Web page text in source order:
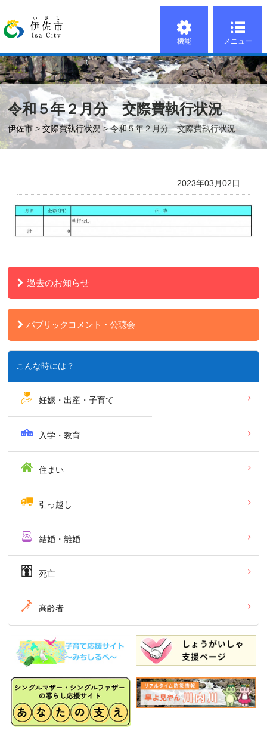
機能 メニュー
令和５年２月分 交際費執行状況
伊佐市 >交際費執行状況 > 令和５年２月分 交際費執行状況
2023年03月02日
過去のお知らせ
パブリックコメント・公聴会
こんな時には？
妊娠・出産・子育て
入学・教育
住まい
引っ越し
結婚・離婚
死亡
高齢者